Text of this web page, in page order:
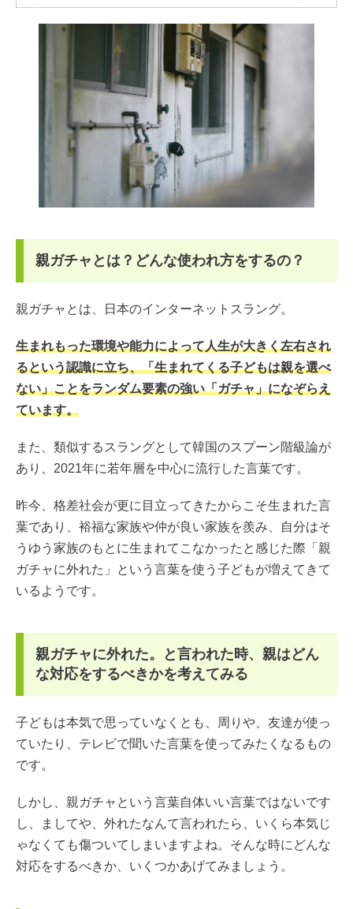
親ガチャとは？どんな使われ方をするの？
親ガチャとは、日本のインターネットスラング。
生まれもった環境や能力によって人生が大きく左右され
るという認識に立ち、「生まれてくる子どもは親を選べ
ない」ことをランダム要素の強い「ガチャ」になぞらえ
ています。
また、類似するスラングとして韓国のスプーン階級論が
あり、2021年に若年層を中心に流行した言葉です。
昨今、格差社会が更に目立ってきたからこそ生まれた言
葉であり、裕福な家族や仲が良い家族を羨み、自分はそ
うゆう家族のもとに生まれてこなかったと感じた際「親
ガチャに外れた」という言葉を使う子どもが増えてきて
いるようです。
親ガチャに外れた。と言われた時、親はどん
な対応をするべきかを考えてみる
子どもは本気で思っていなくとも、周りや、友達が使っ
ていたり、テレビで聞いた言葉を使ってみたくなるもの
です。
しかし、親ガチャという言葉自体いい言葉ではないです
し、ましてや、外れたなんて言われたら、いくら本気じ
ゃなくても傷ついてしまいますよね。そんな時にどんな
対応をするべきか、いくつかあげてみましょう。